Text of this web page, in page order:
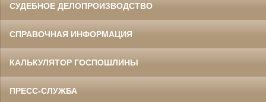
СУДЕБНОЕ ДЕЛОПРОИЗВОДСТВО
СПРАВОЧНАЯ ИНФОРМАЦИЯ
КАЛЬКУЛЯТОР ГОСПОШЛИНЫ
ПРЕСС-СЛУЖБА